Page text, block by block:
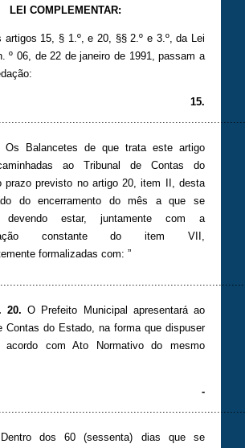
LEI COMPLEMENTAR:
artigos 15, § 1.º, e 20, §§ 2.º e 3.º, da Lei
º 06, de 22 de janeiro de 1991, passam a
15.
Os Balancetes de que trata este artigo
ao Tribunal de Contas do
prazo previsto no artigo 20, item II, desta
do encerramento do mês a que se
devendo estar, juntamente com a
constante do item VII,
formalizadas com: ”
20.O Prefeito Municipal apresentará ao
Contas do Estado, na forma que dispuser
com Ato Normativo do mesmo
-
dos 60 (sessenta) dias que se